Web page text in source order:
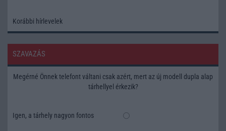
Korábbi hírlevelek
SZAVAZÁS
Megérné Önnek telefont váltani csak azért, mert az új modell dupla alap
tárhellyel érkezik?
Igen, a tárhely nagyon fontos